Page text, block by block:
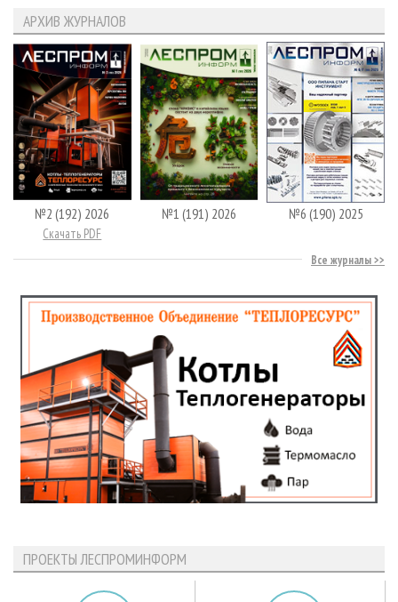
АРХИВ ЖУРНАЛОВ
№2 (192) 2026
Скачать PDF
№1 (191) 2026 №6 (190) 2025
Все журналы
ПРОЕКТЫ ЛЕСПРОМИНФОРМ